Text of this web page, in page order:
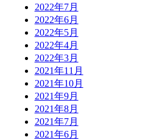
2022年7月
2022年6月
2022年5月
2022年4月
2022年3月
2021年11月
2021年10月
2021年9月
2021年8月
2021年7月
2021年6月